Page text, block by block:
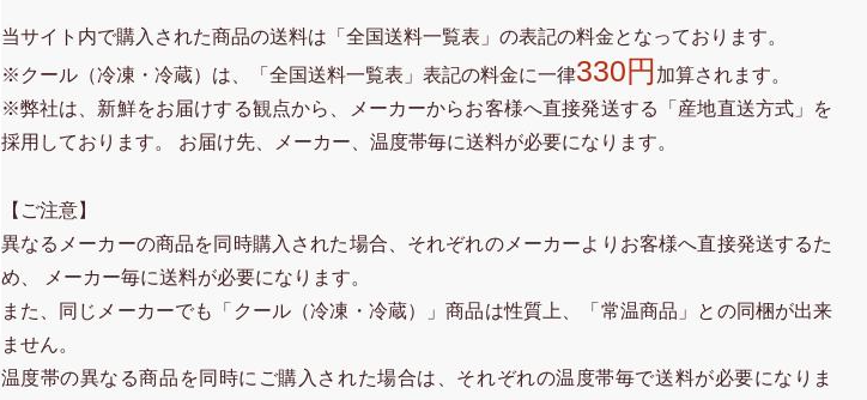
当サイト内で購入された商品の送料は「全国送料一覧表」の表記の料金となっております。
※クール（冷凍・冷蔵）は、「全国送料一覧表」表記の料金に一律330円 加算されます。
※弊社は、新鮮をお届けする観点から、メーカーからお客様へ直接発送する「産地直送方式」を
採用しております。 お届け先、メーカー、温度帯毎に送料が必要になります。
【ご注意】
異なるメーカーの商品を同時購入された場合、それぞれのメーカーよりお客様へ直接発送するた
め、 メーカー毎に送料が必要になります。
また、同じメーカーでも「クール（冷凍・冷蔵）」商品は性質上、「常温商品」との同梱が出来
ません。
温度帯の異なる商品を同時にご購入された場合は、それぞれの温度帯毎で送料が必要になりま